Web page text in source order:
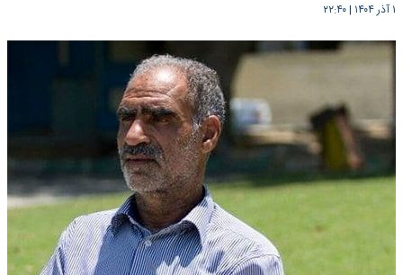
۱ آذر ۱۴۰۴ |۲۲:۴۰